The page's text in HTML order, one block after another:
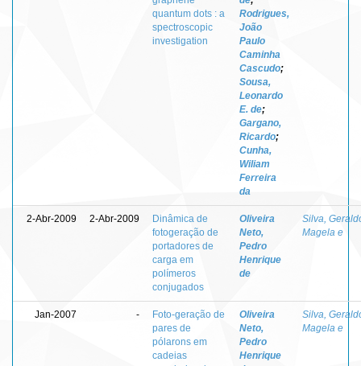
quantum dots : a
spectroscopic
investigation
Rodrigues,
João
Paulo
Caminha
Cascudo;
Sousa,
Leonardo
E. de;
Gargano,
Ricardo;
Cunha,
Wiliam
Ferreira
da
2-Abr-2009 2-Abr-2009
Dinâmica de
fotogeração de
portadores de
carga em
polímeros
conjugados
Oliveira
Neto,
Pedro
Henrique
de
Silva,
Magela e
Jan-2007 -
Foto-geração de
pares de
pólarons em
cadeias
Oliveira
Neto,
Pedro
Henrique
Silva,
Magela e